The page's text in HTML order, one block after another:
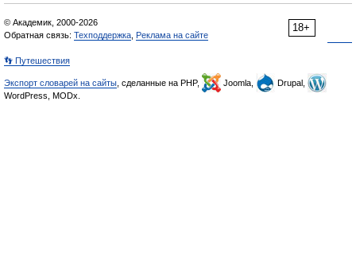
18+
© Академик, 2000-2026
Обратная связь: Техподдержка Реклама на сайте
👣 Путешествия
Экспорт словарей на сайты , сделанные на PHP, Joomla,
Drupal,
WordPress, MODx.